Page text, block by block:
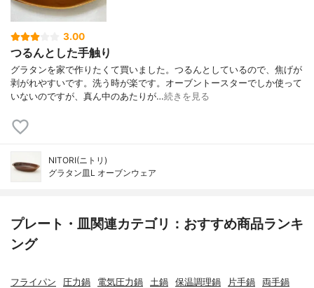
3.00
つるんとした手触り
グラタンを家で作りたくて買いました。つるんとしているので、焦げが
剥がれやすいです。洗う時が楽です。オーブントースターでしか使って
いないのですが、真ん中のあたりが…続きを見る
NITORI(ニトリ)
グラタン皿L オーブンウェア
プレート・皿関連カテゴリ：おすすめ商品ランキ
ング
フライパン 圧力鍋 電気圧力鍋 土鍋 保温調理鍋 片手鍋 両手鍋